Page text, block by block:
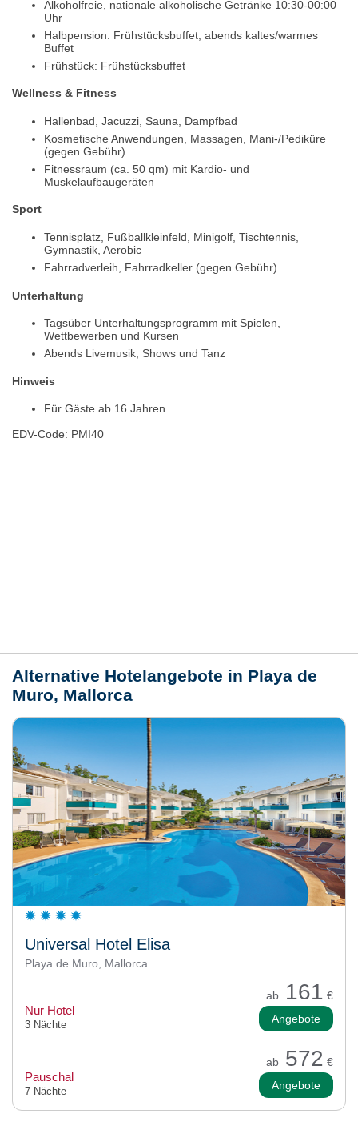
Alkoholfreie, nationale alkoholische Getränke 10:30-00:00
Uhr
Halbpension: Frühstücksbuffet, abends kaltes/warmes
Buffet
Frühstück: Frühstücksbuffet
Wellness & Fitness
Hallenbad, Jacuzzi, Sauna, Dampfbad
Kosmetische Anwendungen, Massagen, Mani-/Pediküre
(gegen Gebühr)
Fitnessraum (ca. 50 qm) mit Kardio- und
Muskelaufbaugeräten
Sport
Tennisplatz, Fußballkleinfeld, Minigolf, Tischtennis,
Gymnastik, Aerobic
Fahrradverleih, Fahrradkeller (gegen Gebühr)
Unterhaltung
Tagsüber Unterhaltungsprogramm mit Spielen,
Wettbewerben und Kursen
Abends Livemusik, Shows und Tanz
Hinweis
Für Gäste ab 16 Jahren
EDV-Code: PMI40
Alternative Hotelangebote in Playa de
Muro, Mallorca
Universal Hotel Elisa
Playa de Muro, Mallorca
ab 161 €
Nur Hotel
3 Nächte Angebote
ab 572 €
Pauschal
7 Nächte Angebote